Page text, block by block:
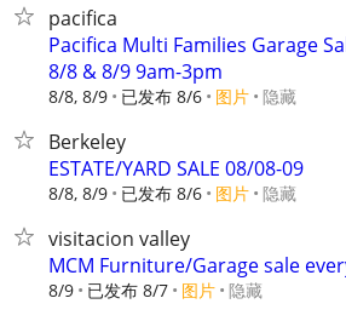
pacifica
Pacifica Multi Families Garage
8/8 & 8/9 9am-3pm
8/8, 8/9 已发布 8/6 图片 隐藏
Berkeley
ESTATE/YARD SALE 08/08-09
8/8, 8/9 已发布 8/6 图片 隐藏
visitacion valley
MCM Furniture/Garage sale
8/9 已发布 8/7 图片 隐藏